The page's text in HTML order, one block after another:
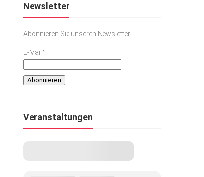
Newsletter
Abonnieren Sie unseren Newsletter
E-Mail*
Veranstaltungen